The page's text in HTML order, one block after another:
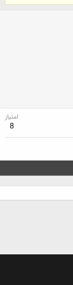
امتیاز
8